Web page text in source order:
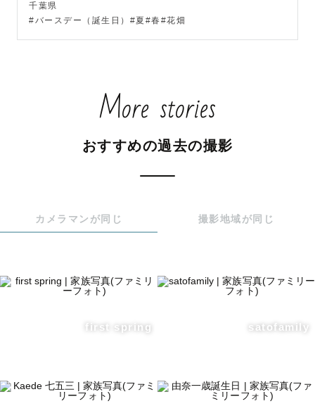
た」と思っていただけるよう、全力で皆様の素敵な瞬間を
見つけて捉えていきます！
👶🏻ベビーシッター
での勤務経験があり、私自身も2児の母です！
お子様や人見知りの方、写真が苦手で上手く笑えないとい
レビューにお声を頂いているのでぜひご参考ください。撮
うな楽しい撮影になります。撮影時間の方もお子様の様子
千葉県
#バースデー（誕生日）#夏#春#花畑
More stories
おすすめの過去の撮影
カメラマンが同じ 撮影地域が同じ
first spring satofamily